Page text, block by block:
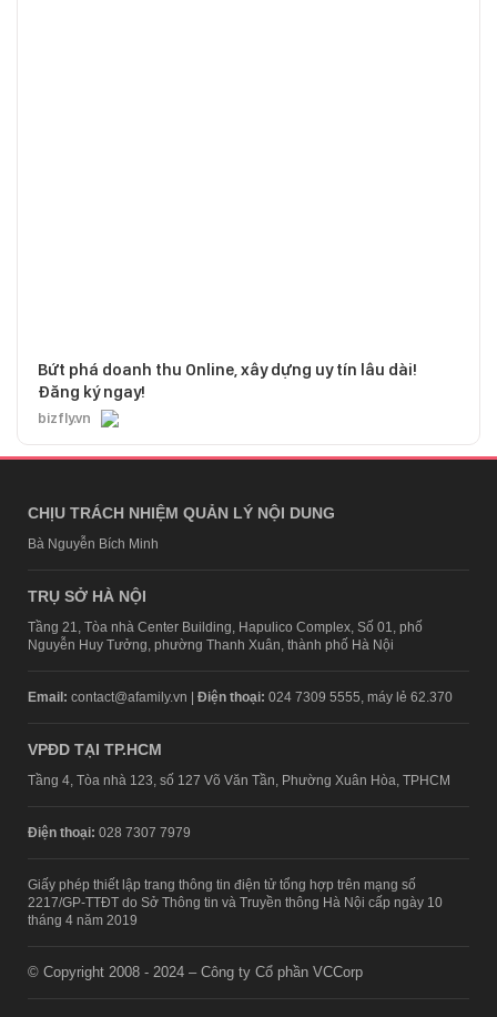
Bứt phá doanh thu Online, xây dựng uy tín lâu dài!
Đăng ký ngay!
bizfly.vn
CHỊU TRÁCH NHIỆM QUẢN LÝ NỘI DUNG
Bà Nguyễn Bích Minh
TRỤ SỞ HÀ NỘI
Tầng 21, Tòa nhà Center Building, Hapulico Complex, Số 01, phố
Nguyễn Huy Tưởng, phường Thanh Xuân, thành phố Hà Nội
Email: contact@afamily.vn | Điện thoại: 024 7309 5555, máy lẻ 62.370
VPĐD TẠI TP.HCM
Tầng 4, Tòa nhà 123, số 127 Võ Văn Tần, Phường Xuân Hòa, TPHCM
Điện thoại: 028 7307 7979
Giấy phép thiết lập trang thông tin điện tử tổng hợp trên mạng số
2217/GP-TTĐT do Sở Thông tin và Truyền thông Hà Nội cấp ngày 10
tháng 4 năm 2019
© Copyright 2008 - 2024 – Công ty Cổ phần VCCorp